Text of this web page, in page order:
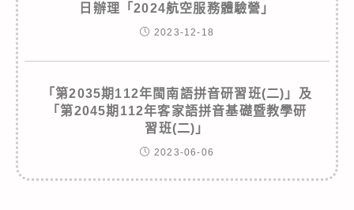
日辦理「2024航空服務體驗營」
2023-12-18
「第2035期112年閩南語拼音研習班(二)」及
「第2045期112年客家語拼音基礎暨教學研
習班(二)」
2023-06-06